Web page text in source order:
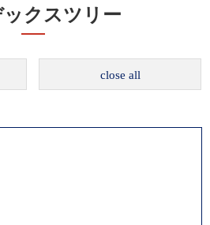
クスツリー
close all